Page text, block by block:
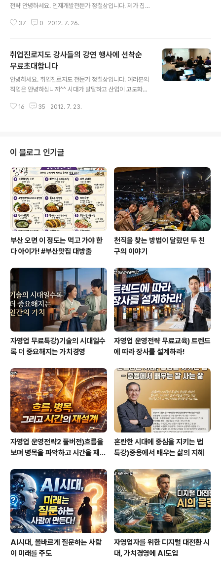
전략 안녕하세요. 인재개발전문가 정철상입니다. 제가 집
로 많이 알려져 있는데요. 실제로 그런가 물어보는 사람들
들보다 많이 옮기긴 했지만 직장을 서른 번 옮긴 것은 아니
랍니다. 제가 직장을 다니면서 동시에 3,4가지 직업을 가
진 경우도 있고요. 지금 같은 경우에는 열 가지 가량의 직업
을 동시에 가지고 있습니다. 1인 멀티잡 시대라는 것을 보
여주고 싶었습니다. 그렇게 지내온 직업을 모두 헤아려보
니 32가지나 되네요. 직업을 세분화하면 직업 가지 수는
37 0 2012. 7. 26.
취업진로지도 강사들의 강연 행사에 선착순
무료초대합니다
안녕하세요. 취업진로지도 전문가 정철상입니다. 여러분의
직업은 안녕하십니까^^ 시대가 발달하고 산업이 고도화되
해지고 있습니다. 덕분에 배워야 할 것들이 참 많이 늘었습
도 그런 열망으로 강사가 된 사람 중에 한 사람입니다. 사실
저는 강사가 되겠다는 생각을 전혀 못했는데요. 그저 강연
듣는 것이 좋아 강의를 들으러 여기저기 쫓아만 다니던 평
범한 직장인이었습니다. 그런데 지금은 전국의 이곳저곳에
서 바쁘게 불려 다니는 인기강사가 되었습니다^^ 그래서
사람의 인생이란 한 치 앞을 알 수 없..
16 35 2012. 7. 23.
이 블로그 인기글
부산 오면 이 정도는 먹고 가야 한
다 아이가! #부산맛집 대방출
천직을 찾는 방법이 달랐던 두 친
구의 이야기
자영업 무료특강)기술의 시대일수
록 더 중요해지는 가치경영
자영업 운영전략 무료교육) 트렌드
에 따라 장사를 설계하라!
자영업 운영전략2 풀버전)흐름을
보며 병목을 파악하고 시간을 재설
혼란한 시대에 중심을 지키는 법
특강)중용에서 배우는 삶의 지혜
AI시대, 올바르게 질문하는 사람
이 미래를 주도
자영업자를 위한 디지털 대전환 시
대, 가치경영에 AI도입